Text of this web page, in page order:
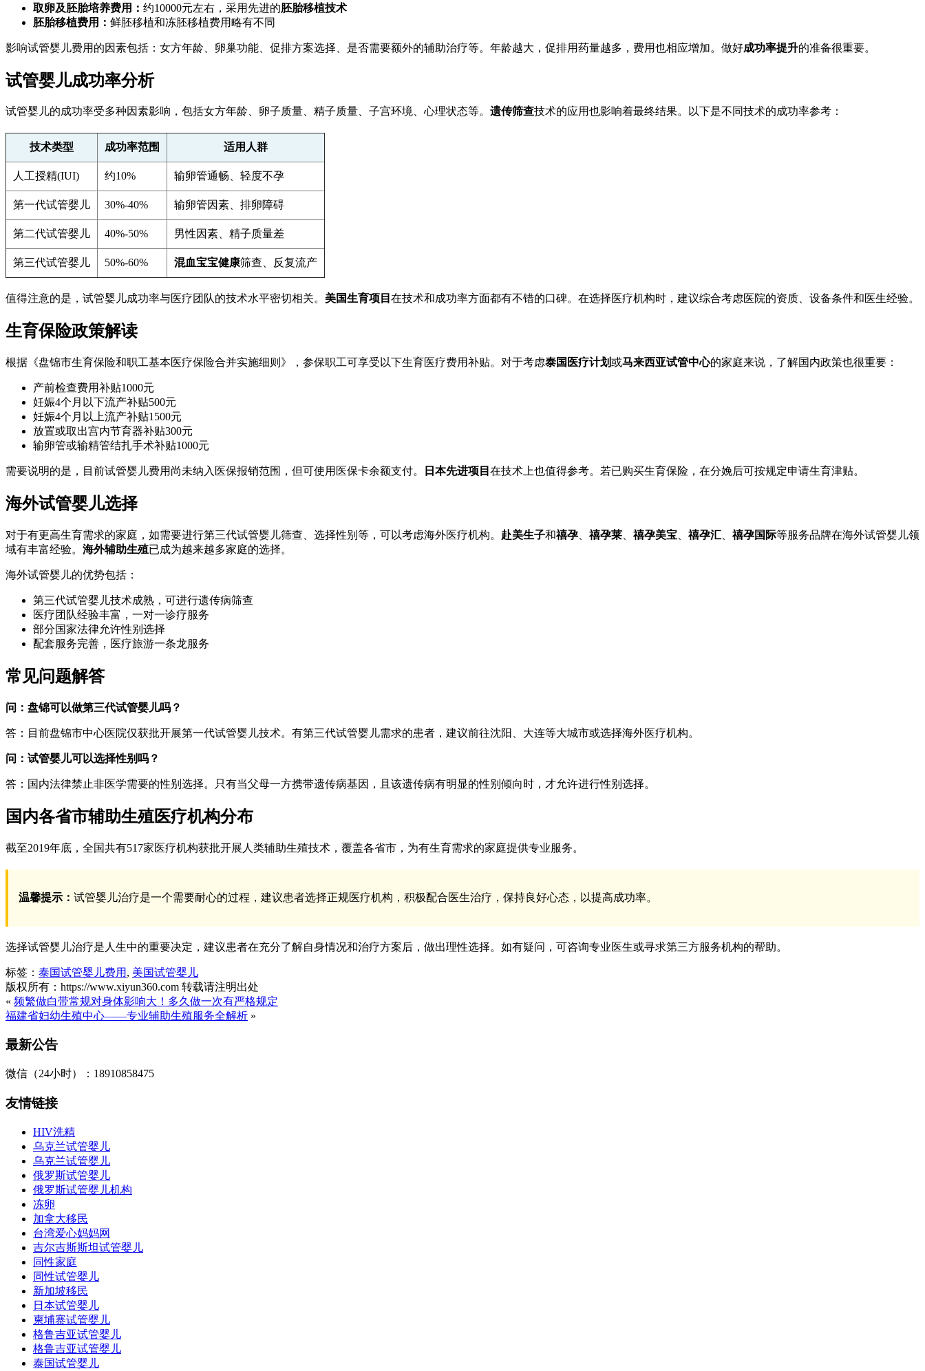
取卵及胚胎培养费用： 约10000元左右，采用先进的胚胎移植技术
胚胎移植费用： 鲜胚移植和冻胚移植费用略有不同
影响试管婴儿费用的因素包括：女方年龄、卵巢功能、促排方案选择、是否需要额外的辅助治疗等。年龄越大，促排用药量越多，费用也相应增加。做好成功率提升的准备很重要。
试管婴儿成功率分析
试管婴儿的成功率受多种因素影响，包括女方年龄、卵子质量、精子质量、子宫环境、心理状态等。 遗传筛查技术的应用也影响着最终结果。以下是不同技术的成功率参考：
技术类型 成功率范围 适用人群
人工授精(IUI) 约10% 输卵管通畅、轻度不孕
第一代试管婴儿 30%-40% 输卵管因素、排卵障碍
第二代试管婴儿 40%-50% 男性因素、精子质量差
第三代试管婴儿 50%-60% 混血宝宝健康筛查、反复流产
值得注意的是，试管婴儿成功率与医疗团队的技术水平密切相关。 美国生育项目 在技术和成功率方面都有不错的口碑。在选择医疗机构时，建议综合考虑医院的资质、设备条件和医生经验。
生育保险政策解读
根据《盘锦市生育保险和职工基本医疗保险合并实施细则》，参保职工可享受以下生育医疗费用补贴。对于考虑泰国医疗计划或马来西亚试管中心的家庭来说，了解国内政策也很重要：
产前检查费用补贴1000元
妊娠4个月以下流产补贴500元
妊娠4个月以上流产补贴1500元
放置或取出宫内节育器补贴300元
输卵管或输精管结扎手术补贴1000元
需要说明的是，目前试管婴儿费用尚未纳入医保报销范围，但可使用医保卡余额支付。 日本先进项目 在技术上也值得参考。若已购买生育保险，在分娩后可按规定申请生育津贴。
海外试管婴儿选择
对于有更高生育需求的家庭，如需要进行第三代试管婴儿筛查、选择性别等，可以考虑海外医疗机构。 赴美生子和禧孕 禧孕莱 禧孕美宝 禧孕汇 禧孕国际等服务品牌在海外试管婴儿领
域有丰富经验。 海外辅助生殖已成为越来越多家庭的选择。
海外试管婴儿的优势包括：
第三代试管婴儿技术成熟，可进行遗传病筛查
医疗团队经验丰富，一对一诊疗服务
部分国家法律允许性别选择
配套服务完善，医疗旅游一条龙服务
常见问题解答
问：盘锦可以做第三代试管婴儿吗？
答：目前盘锦市中心医院仅获批开展第一代试管婴儿技术。有第三代试管婴儿需求的患者，建议前往沈阳、大连等大城市或选择海外医疗机构。
问：试管婴儿可以选择性别吗？
答：国内法律禁止非医学需要的性别选择。只有当父母一方携带遗传病基因，且该遗传病有明显的性别倾向时，才允许进行性别选择。
国内各省市辅助生殖医疗机构分布
截至2019年底，全国共有517家医疗机构获批开展人类辅助生殖技术，覆盖各省市，为有生育需求的家庭提供专业服务。
温馨提示： 试管婴儿治疗是一个需要耐心的过程，建议患者选择正规医疗机构，积极配合医生治疗，保持良好心态，以提高成功率。
选择试管婴儿治疗是人生中的重要决定，建议患者在充分了解自身情况和治疗方案后，做出理性选择。如有疑问，可咨询专业医生或寻求第三方服务机构的帮助。
标签： 泰国试管婴儿费用 , 美国试管婴儿
版权所有：https://www.xiyun360.com 转载请注明出处
« 频繁做白带常规对身体影响大！多久做一次有严格规定
福建省妇幼生殖中心——专业辅助生殖服务全解析 »
最新公告
微信（24小时）：18910858475
友情链接
HIV洗精
乌克兰试管婴儿
乌克兰试管婴儿
俄罗斯试管婴儿
俄罗斯试管婴儿机构
冻卵
加拿大移民
台湾爱心妈妈网
吉尔吉斯斯坦试管婴儿
同性家庭
同性试管婴儿
新加坡移民
日本试管婴儿
柬埔寨试管婴儿
格鲁吉亚试管婴儿
格鲁吉亚试管婴儿
泰国试管婴儿